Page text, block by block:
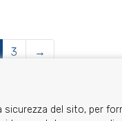
3 →
del sito, per